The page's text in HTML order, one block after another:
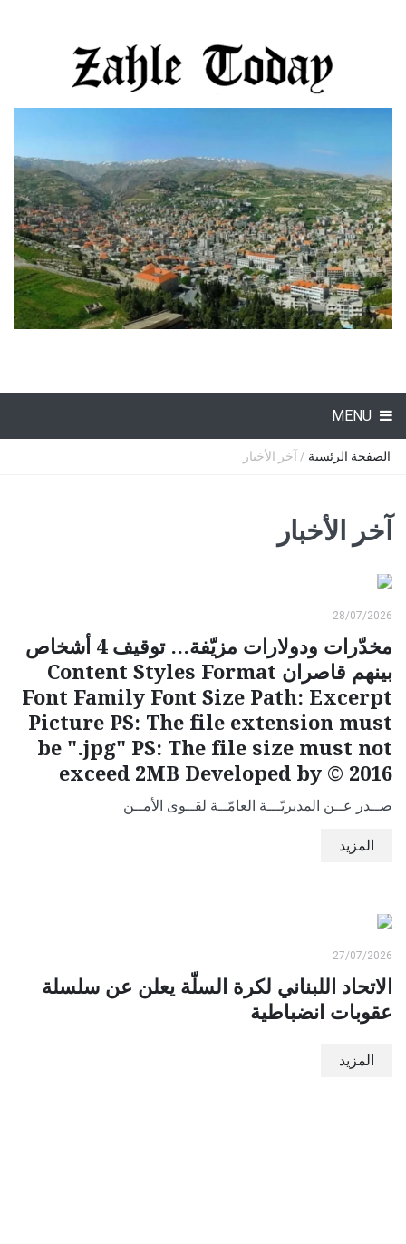
MENU
الصفحة الرئسية / آخر الأخبار
آخر الأخبار
28/07/2026
مخدّرات ودولارات مزيّفة... توقيف 4 أشخاص
بينهم قاصران Content Styles Format
Font Family Font Size Path: Excerpt
Picture PS: The file extension must
be ".jpg" PS: The file size must not
exceed 2MB Developed by © 2016
المزيد
27/07/2026
الاتحاد اللبناني لكرة السلّة يعلن عن سلسلة
عقوبات انضباطية
المزيد